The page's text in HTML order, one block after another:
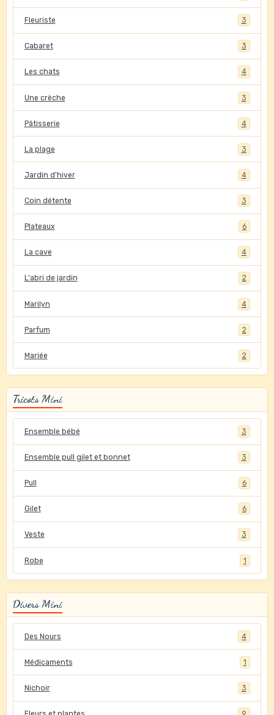
Fleuriste 3
Cabaret 3
Les chats 4
Une crèche 3
Pâtisserie 4
La plage 3
Jardin d'hiver 4
Coin détente 3
Plateaux 6
La cave 4
L'abri de jardin 2
Marilyn 4
Parfum 2
Mariée 2
Tricots Mini
Ensemble bébé 3
Ensemble pull gilet et bonnet 3
Pull 6
Gilet 6
Veste 3
Robe 1
Divers Mini
Des Nours 4
Médicaments 1
Nichoir 3